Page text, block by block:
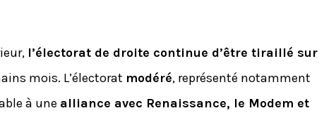
l’électorat de droite continue d’être tiraillé sur
mois. L’électorat modéré, représenté notamment
à une alliance avec Renaissance, le Modem et